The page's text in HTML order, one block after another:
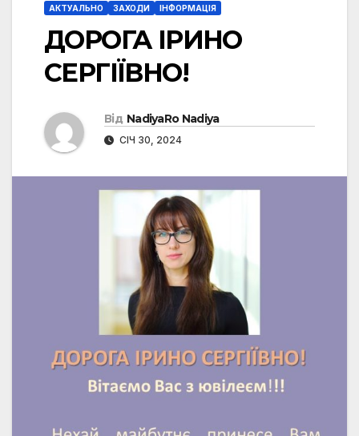
АКТУАЛЬНО ЗАХОДИ ІНФОРМАЦІЯ
ДОРОГА ІРИНО
СЕРГІЇВНО!
Від NadiyaRo Nadiya
СІЧ 30, 2024